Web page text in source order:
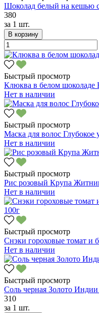
Шоколад белый на кешью
380
за 1 шт.
В корзину
Быстрый просмотр
Клюква в белом шоколаде
Нет в наличии
Быстрый просмотр
Маска для волос Глубокое
Нет в наличии
Быстрый просмотр
Рис розовый Крупа
Нет в наличии
Быстрый просмотр
Снэки гороховые томат и
Нет в наличии
Быстрый просмотр
Соль черная Золото Индии
310
за 1 шт.